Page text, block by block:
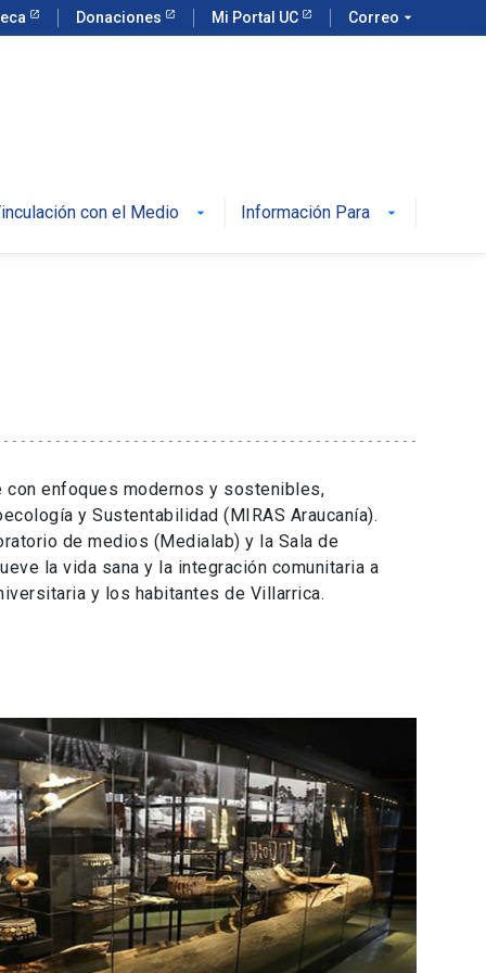
Donaciones Mi Portal UC Correo arrow_drop_down
con el Medio arrow_drop_down Información Para arrow_drop_down
con enfoques modernos y sostenibles,
y Sustentabilidad (MIRAS Araucanía).
de medios (Medialab) y la Sala de
la vida sana y la integración comunitaria a
y los habitantes de Villarrica.